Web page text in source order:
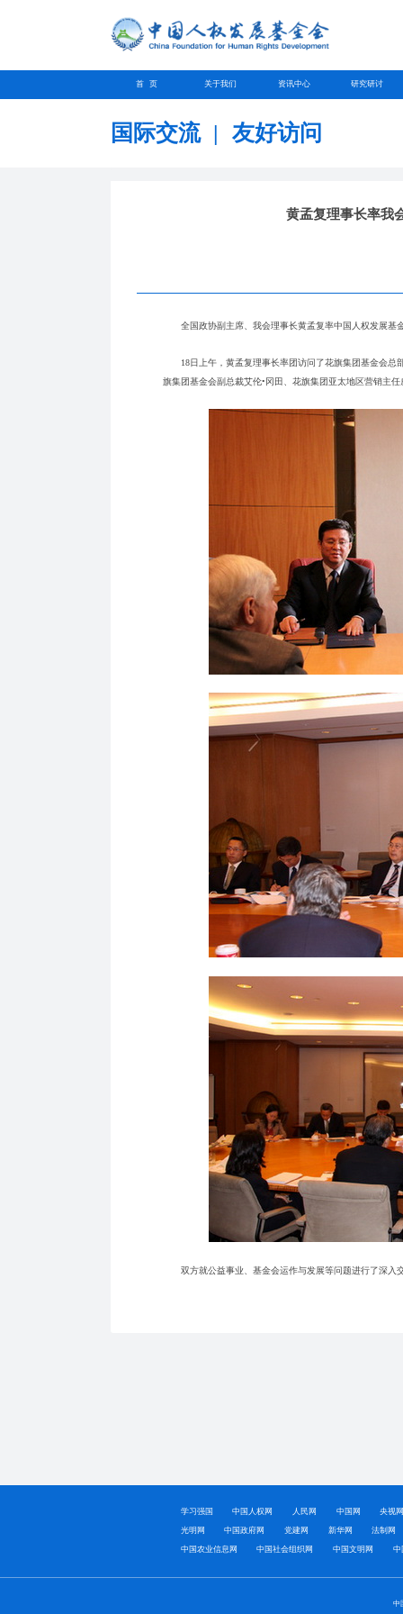
首 页 关于我们 资讯中心 研究研讨
国际交流 | 友好访问
黄孟复理事长率我
全国政协副主席、我会理事长黄孟复率中国人权发展基
18日上午，黄孟复理事长率团访问了花旗集团基金会总
旗集团基金会副总裁艾伦•冈田、花旗集团亚太地区营销主
双方就公益事业、基金会运作与发展等问题进行了深入
学习强国 中国人权网 人民网 中国网 央视
光明网 中国政府网 党建网 新华网 法制网
中国农业信息网 中国社会组织网 中国文明网 中
中